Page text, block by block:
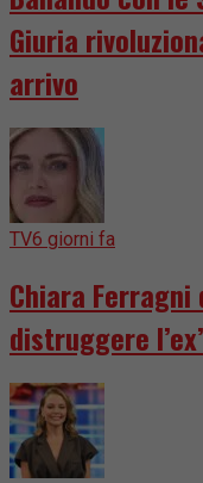
Giuria
arrivo
TV6 giorni fa
Chiara
distruggere